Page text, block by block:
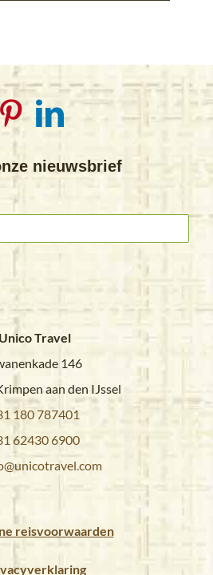
nieuwsbrief
Unico Travel
146
aan den IJssel
180 787401
62430 6900
reisvoorwaarden